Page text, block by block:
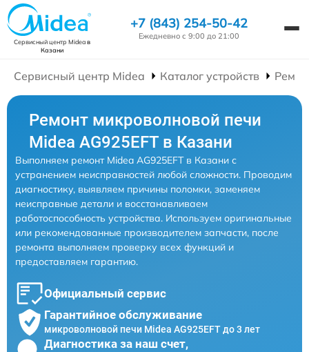
Сервисный центр Mideaв
Казани
+7 (843) 254-50-42
Ежедневно с 9:00 до 21:00
Сервисный центр Midea Каталог устройств
Ремонт микроволновой печи
Midea AG925EFT в Казани
Выполняем ремонт Midea AG925EFT в Казани с
устранением неисправностей любой сложности. Проводим
диагностику, выявляем причины поломки, заменяем
неисправные детали и восстанавливаем
работоспособность устройства. Используем оригинальные
или рекомендованные производителем запчасти, после
ремонта выполняем проверку всех функций и
предоставляем гарантию.
Официальный сервис
Гарантийное обслуживание
микроволновой печи Midea AG925EFT до 3 лет
Диагностика за наш счет,